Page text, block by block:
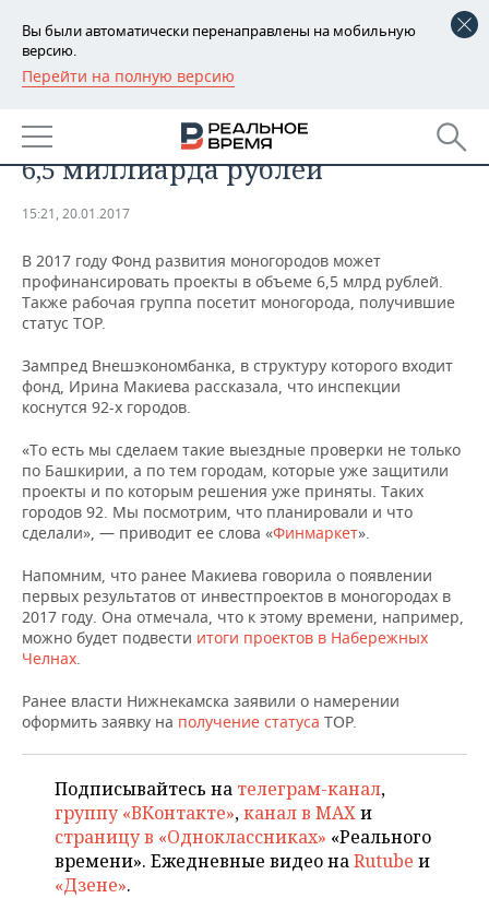
Вы были автоматически перенаправлены на мобильную
версию.
Перейти на полную версию
РЕГИОНЫ
БАШКОРТОСТАН
ТАТАРСТАН
НОВОСТИ
АНАЛИТИКА
ДЕКЛАРАЦИИ О ДОХОДАХ
КОРОЛИ ГОСЗАКАЗА ПФО
ВУЗЫ ТАТАРСТАНА
ТОРГОВЫЕ ЦЕНТРЫ
ТАТАРСТАНА
НОВОСТИ ЭКОНОМИКИ
ФИНАНСЫ
БАНКИ
ИНВЕСТИЦИИ
ПРОМЫШЛЕННОСТЬ
НОВОСТИ
АГРОПРОМ
МАШИНОСТРОЕНИЕ
НЕФТЕХИМИЯ
НЕФТЬ
ОПК
ЭНЕРГЕТИКА
НЕДВИЖИМОСТЬ
НОВОСТИ НЕДВИЖИМОСТИ
АВТО
НОВОСТИ БИЗНЕСА
РОЗНИЧНАЯ ТОРГОВЛЯ
ТРАНСПОРТ
УСЛУГИ
ТЕХНОЛОГИИ
НОВОСТИ ТЕХНОЛОГИЙ
IT
МЕДИА
МЕРОПРИЯТИЯ
НОВОСТИ МЕРОПРИЯТИЙ
ВЫЕЗДНАЯ РЕДАКЦИЯ
ONLINE-КОНФЕРЕНЦИИ
ОТКРЫТАЯ ЛЕКЦИЯ
СПОРТ
НОВОСТИ СПОРТА
ХОККЕЙ
БАСКЕТБОЛ
ВОЛЕЙБОЛ
КИБЕРСПОРТ
ОБЩЕСТВО
ВЛАСТЬ
ИНФРАСТРУКТУРА
ИСТОРИЯ
КУЛЬТУРА
СЮЖЕТЫ
СПРАВОЧНИК
СПИСОК ПЕРСОН
СПИСОК КОМПАНИЙ
ПОЛНАЯ ВЕРСИЯ
этом году выделит на проекты
6,5 миллиарда рублей
15:21, 20.01.2017
В 2017 году Фонд развития моногородов может
профинансировать проекты в объеме 6,5 млрд рублей.
Также рабочая группа посетит моногорода, получившие
статус ТОР.
Зампред Внешэкономбанка, в структуру которого входит
фонд, Ирина Макиева рассказала, что инспекции
коснутся 92-х городов.
«То есть мы сделаем такие выездные проверки не только
по Башкирии, а по тем городам, которые уже защитили
проекты и по которым решения уже приняты. Таких
городов 92. Мы посмотрим, что планировали и что
сделали», — приводит ее слова «Финмаркет».
Напомним, что ранее Макиева говорила о появлении
первых результатов от инвестпроектов в моногородах в
2017 году. Она отмечала, что к этому времени, например,
можно будет подвести итоги проектов в Набережных
Челнах.
Ранее власти Нижнекамска заявили о намерении
оформить заявку на получение статуса ТОР.
Подписывайтесь на телеграм-канал,
группу «ВКонтакте»,канал в MAXи
страницу в «Одноклассниках» «Реального
времени». Ежедневные видео наRutube и
«Дзене».